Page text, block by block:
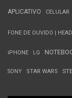
APLICATIVO CELULAR
FONE DE OUVIDO |
iPHONE LG
SONY STAR WARS